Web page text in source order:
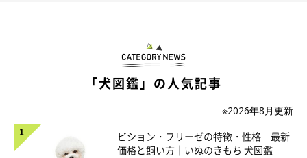
「犬図鑑」の人気記事
※2026年8月更新
ビション・フリーゼの特徴・性格 最新
価格と飼い方｜いぬのきもち 犬図鑑